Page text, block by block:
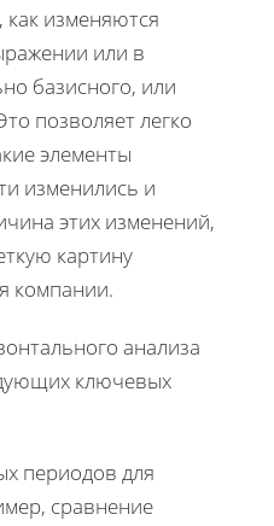
как изменяются
или в
базисного, или
позволяет легко
элементы
изменились и
этих изменений,
картину
компании.
анализа
ключевых
периодов для
сравнение